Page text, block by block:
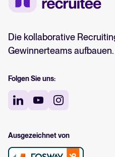
Die kollaborative
Gewinnerteams aufbauen.
Folgen Sie uns:
Ausgezeichnet von